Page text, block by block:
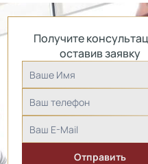
Получите
оставив заявку